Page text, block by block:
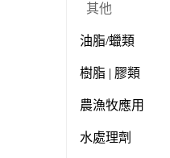
其他
油脂/蠟類
樹脂 | 膠類
農漁牧應用
水處理劑